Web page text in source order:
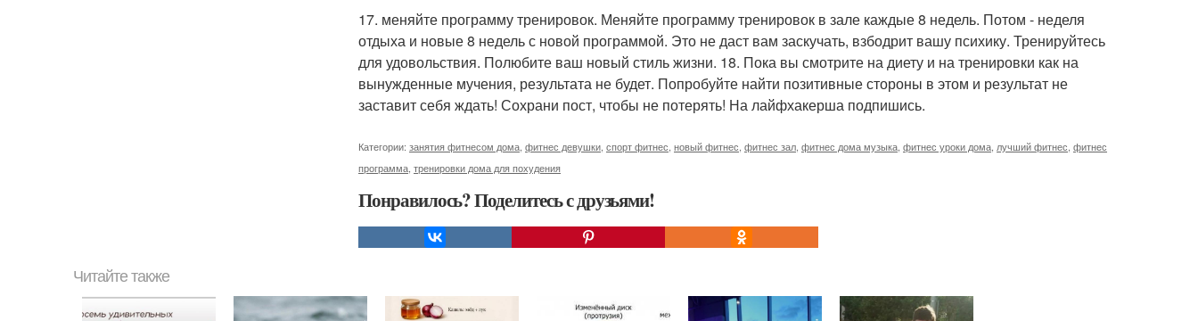
17. меняйте программу тренировок. Меняйте программу тренировок в зале каждые 8 недель. Потом - неделя
отдыха и новые 8 недель с новой программой. Это не даст вам заскучать, взбодрит вашу психику. Тренируйтесь
для удовольствия. Полюбите ваш новый стиль жизни. 18. Пока вы смотрите на диету и на тренировки как на
вынужденные мучения, результата не будет. Попробуйте найти позитивные стороны в этом и результат не
заставит себя ждать! Сохрани пост, чтобы не потерять! На лайфхакерша подпишись.
Категории: занятия фитнесом дома фитнес девушки спорт фитнес новый фитнес фитнес зал фитнес дома музыка фитнес уроки дома лучший фитнес фитнес
программа тренировки дома для похудения
Понравилось? Поделитесь с друзьями!
Читайте также